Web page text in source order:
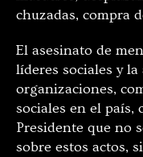
chuzadas, compra
El asesinato de
líderes sociales y
organizaciones,
sociales en el país,
Presidente que no
sobre estos actos,